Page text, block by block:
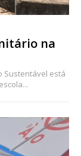
na
Sustentável está